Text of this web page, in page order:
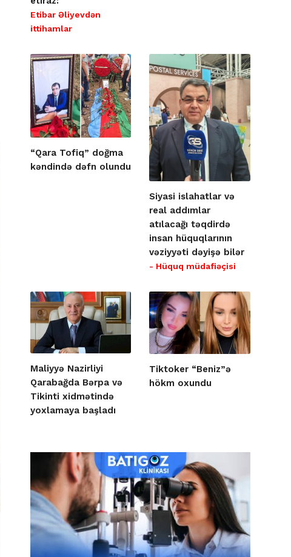
Etibar Əliyevdən
ittihamlar
“Qara Tofiq” doğma
kəndində dəfn olundu
Siyasi islahatlar və
real addımlar
atılacağı təqdirdə
insan hüquqlarının
vəziyyəti dəyişə bilər
- Hüquq müdafiəçisi
Maliyyə Nazirliyi
Qarabağda Bərpa və
Tikinti xidmətində
yoxlamaya başladı
Tiktoker “Beniz”ə
hökm oxundu